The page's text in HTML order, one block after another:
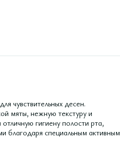
чувствительных десен.
мяты, нежную текстуру и
гигиену полости рта,
благодаря специальным активным